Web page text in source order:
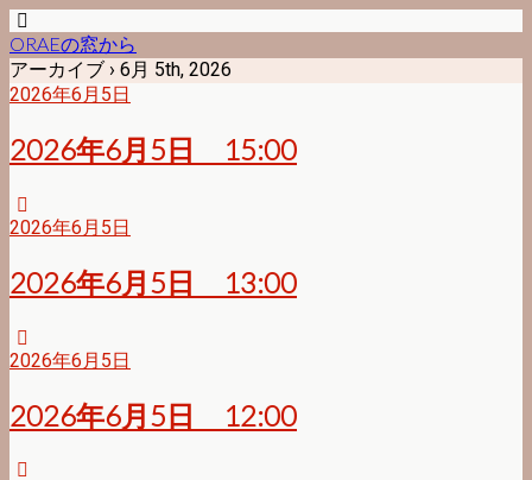
ORAEの窓から
アーカイブ › 6月 5th, 2026
2026年6月5日
2026年6月5日 15:00
2026年6月5日
2026年6月5日 13:00
2026年6月5日
2026年6月5日 12:00